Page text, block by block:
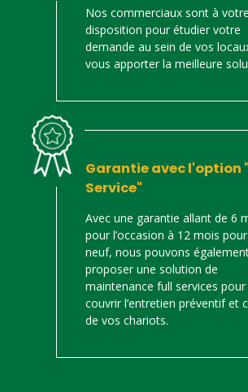
Nos commerciaux sont à votre
disposition pour étudier votre
demande au sein de vos
vous apporter la meilleure
Garantie avec l'option
Service"
Avec une garantie allant de 6
pour l’occasion à 12 mois
neuf, nous pouvons
proposer une solution de
maintenance full services pour
couvrir l’entretien préventif et
de vos chariots.